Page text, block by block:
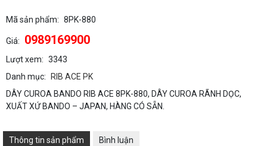
Mã sản phẩm: 8PK-880
Giá: 0989169900
Lượt xem: 3343
Danh mục:
RIB ACE PK
DÂY CUROA BANDO RIB ACE 8PK-880, DÂY CUROA RÃNH DỌC,
XUẤT XỨ BANDO – JAPAN, HÀNG CÓ SẴN.
Thông tin sản phẩm
Bình luận